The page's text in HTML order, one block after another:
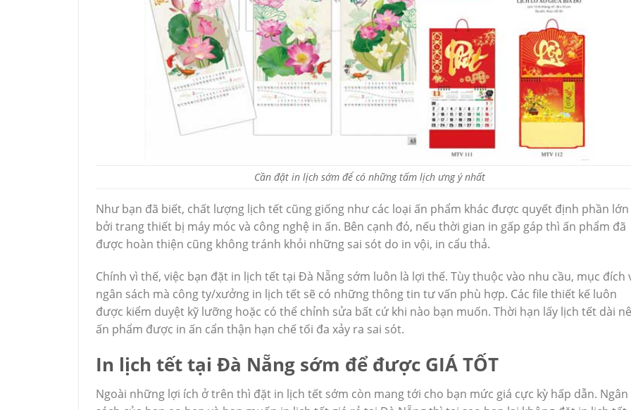
Cần đặt in lịch sớm để có những tấm lịch ưng ý nhất
Như bạn đã biết, chất lượng lịch tết cũng giống như các loại ấn phẩm khác được quyết định phần lớn
bởi trang thiết bị máy móc và công nghệ in ấn. Bên cạnh đó, nếu thời gian in gấp gáp thì ấn phẩm đã
được hoàn thiện cũng không tránh khỏi những sai sót do in vội, in cẩu thả.
Chính vì thế, việc bạn đặt in lịch tết tại Đà Nẵng sớm luôn là lợi thế. Tùy thuộc vào nhu cầu, mục đích
ngân sách mà công ty/xưởng in lịch tết sẽ có những thông tin tư vấn phù hợp. Các file thiết kế luôn
được kiểm duyệt kỹ lưỡng hoặc có thể chỉnh sửa bất cứ khi nào bạn muốn. Thời hạn lấy lịch tết dài
ấn phẩm được in ấn cẩn thận hạn chế tối đa xảy ra sai sót.
In lịch tết tại Đà Nẵng sớm để được GIÁ TỐT
Ngoài những lợi ích ở trên thì đặt in lịch tết sớm còn mang tới cho bạn mức giá cực kỳ hấp dẫn. Ngân